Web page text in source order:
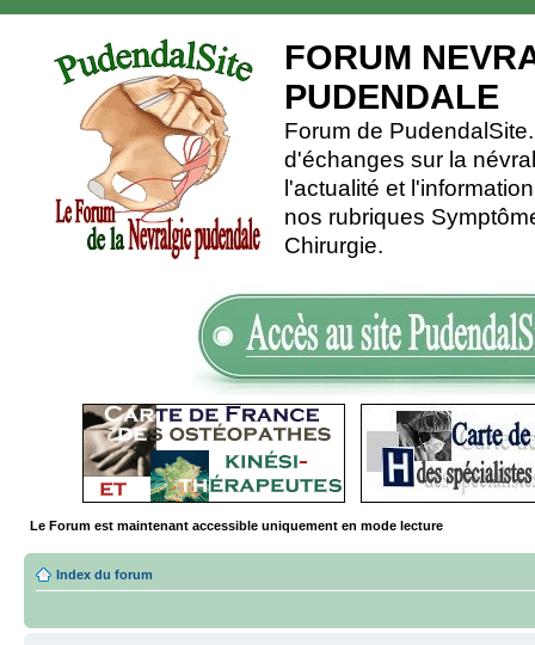
FORUM
PUDENDALE
Forum de
d'échanges sur la
l'actualité et
nos rubriques
Chirurgie.
Le Forum est maintenant accessible uniquement en mode lecture
Index du forum